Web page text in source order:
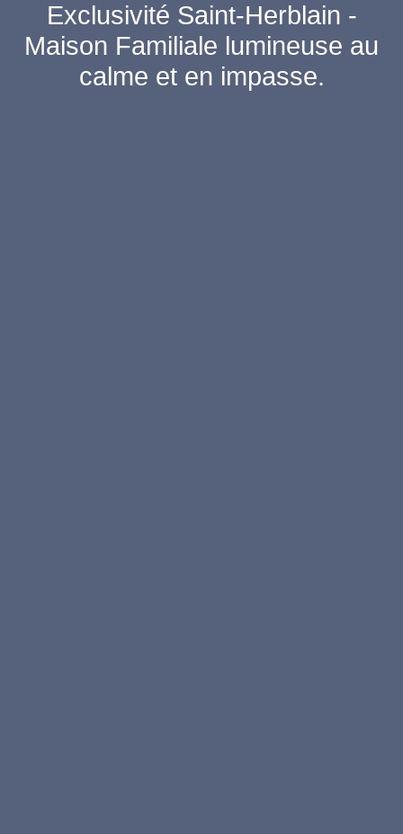
Exclusivité Saint-Herblain -
Maison Familiale lumineuse au
calme et en impasse.